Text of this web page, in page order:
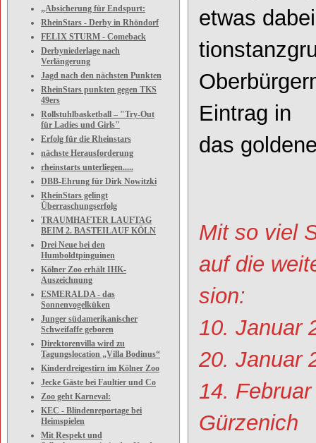
„Absicherung für Endspurt:
RheinStars - Derby in Rhöndorf
FELIX STURM - Comeback
Derbyniederlage nach
Verlängerung
Jagd nach den nächsten Punkten
RheinStars punkten gegen TKS
49ers
Rollstuhlbasketball – "Try-Out
für Ladies und Girls"
Erfolg für die Rheinstars
nächste Herausforderung
rheinstarts unterliegen.....
DBB-Ehrung für Dirk Nowitzki
RheinStars gelingt
Überraschungserfolg
TRAUMHAFTER LAUFTAG
BEIM 2. BASTEILAUF KÖLN
Drei Neue bei den
Humboldtpinguinen
Kölner Zoo erhält IHK-
Auszeichnung
ESMERALDA - das
Sonnenvogelküken
Junger südamerikanischer
Schweifaffe geboren
Direktorenvilla wird zu
Tagungslocation „Villa Bodinus“
Kinderdreigestirn im Kölner Zoo
Jecke Gäste bei Faultier und Co
Zoo geht Karneval:
KEC - Blindenreportage bei
Heimspielen
Mit Respekt und
etwas
Eintrag in
das
Mit so viel
auf die
sion:
10. Januar
20. Januar
14.
Gürzenich